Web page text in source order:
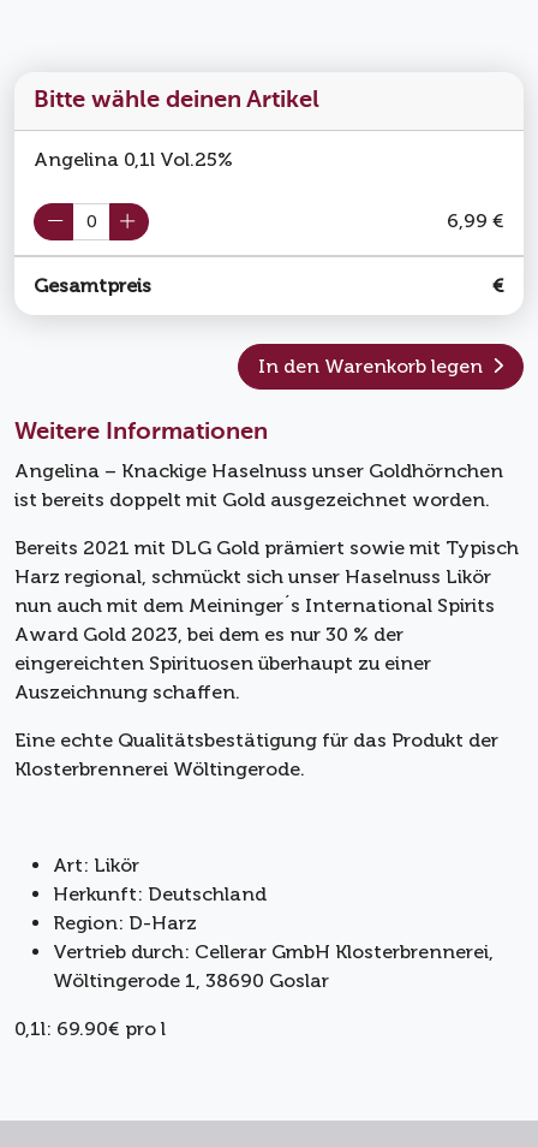
Bitte wähle deinen Artikel
Angelina 0,1l Vol.25%
6,99 €
Gesamtpreis €
In den Warenkorb legen
Weitere Informationen
Angelina – Knackige Haselnuss unser Goldhörnchen
ist bereits doppelt mit Gold ausgezeichnet worden.
Bereits 2021 mit DLG Gold prämiert sowie mit Typisch
Harz regional, schmückt sich unser Haselnuss Likör
nun auch mit dem Meininger´s International Spirits
Award Gold 2023, bei dem es nur 30 % der
eingereichten Spirituosen überhaupt zu einer
Auszeichnung schaffen.
Eine echte Qualitätsbestätigung für das Produkt der
Klosterbrennerei Wöltingerode.
Art: Likör
Herkunft: Deutschland
Region: D-Harz
Vertrieb durch: Cellerar GmbH Klosterbrennerei,
Wöltingerode 1, 38690 Goslar
0,1l: 69.90€ pro l